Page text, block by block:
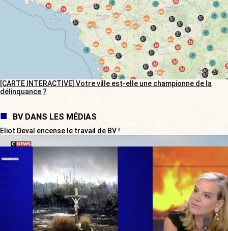
[CARTE INTERACTIVE] Votre ville est-elle une championne de la
délinquance ?
BV DANS LES MÉDIAS
Eliot Deval encense le travail de BV !